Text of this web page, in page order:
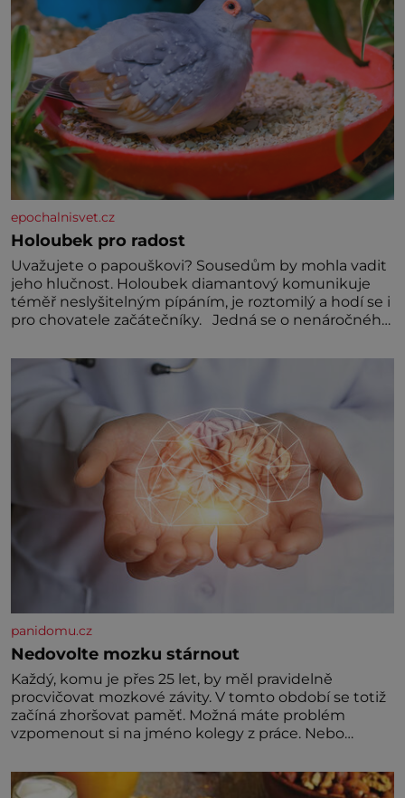
epochalnisvet.cz
Holoubek pro radost
Uvažujete o papouškovi? Sousedům by mohla vadit
jeho hlučnost. Holoubek diamantový komunikuje
téměř neslyšitelným pípáním, je roztomilý a hodí se i
pro chovatele začátečníky. Jedná se o nenáročného
Hodně času tráví na zemi, kde sbírá zbytky semínek
Jeho domovinou je prakticky celá Austrálie s
výjimkou pobřežní oblasti.
panidomu.cz
Nedovolte mozku stárnout
Každý, komu je přes 25 let, by měl pravidelně
procvičovat mozkové závity. V tomto období se totiž
začíná zhoršovat paměť. Možná máte problém
vzpomenout si na jméno kolegy z práce. Nebo
nedávno přečetli. Je to opravdu tak, s věkem jako
kdyby se paměť rozhodla stávkovat. Cvičte